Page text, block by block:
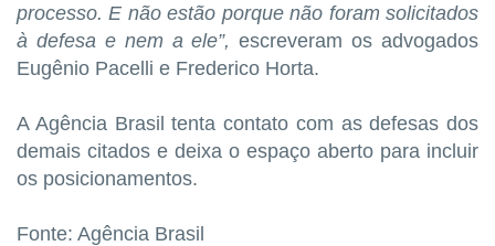
processo. E não estão porque não foram solicitados
à defesa e nem a ele”,escreveram os advogados
Eugênio Pacelli e Frederico Horta.
A Agência Brasil tenta contato com as defesas dos
demais citados e deixa o espaço aberto para incluir
os posicionamentos.
Fonte: Agência Brasil